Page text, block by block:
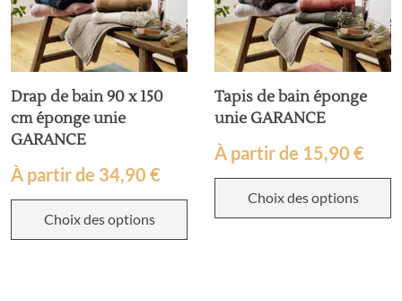
Drap de bain 90 x 150
cm éponge unie
GARANCE
À partir de 34,90 €
Choix des options
Tapis de bain éponge
unie GARANCE
À partir de 15,90 €
Choix des options